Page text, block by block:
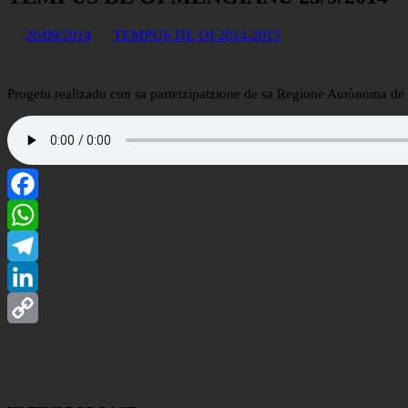
26/09/2014 TEMPUS DE OI 2014-2015
Progetu realizadu cun sa partetzipatzione de sa Regione Autònoma
Facebook
WhatsApp
Telegram
LinkedIn